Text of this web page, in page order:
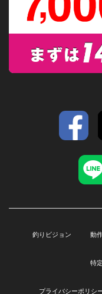
釣りビジョン 動
特
プライバシーポリシ